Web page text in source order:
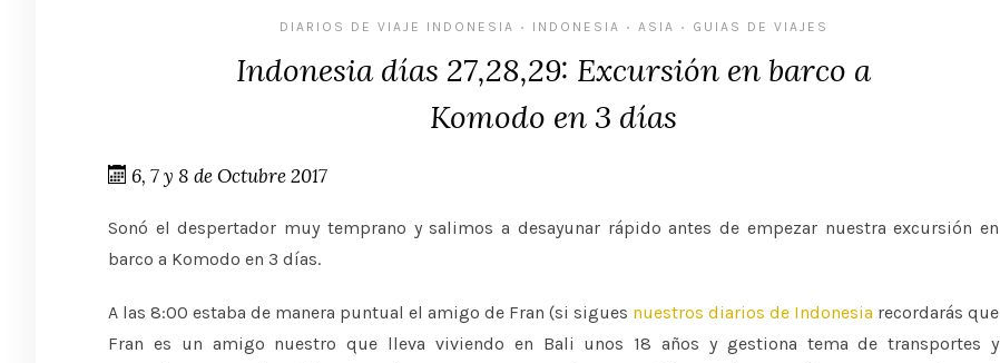
DIARIOS DE VIAJE INDONESIA • INDONESIA • ASIA • GUIAS DE VIAJES
Indonesia días 27,28,29: Excursión en barco a
Komodo en 3 días
6, 7 y 8 de Octubre 2017
Sonó el despertador muy temprano y salimos a desayunar rápido antes de empezar nuestra excursión en
barco a Komodo en 3 días.
A las 8:00 estaba de manera puntual el amigo de Fran (si sigues nuestros diarios de Indonesia recordarás que
Fran es un amigo nuestro que lleva viviendo en Bali unos 18 años y gestiona tema de transportes y